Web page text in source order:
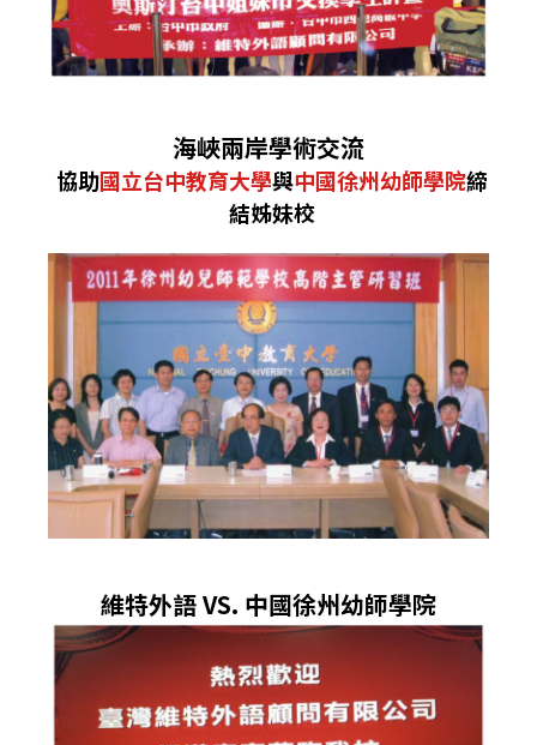
海峽兩岸學術交流
協助國立台中教育大學與中國徐州幼師學院締
結姊妹校
維特外語 VS. 中國徐州幼師學院